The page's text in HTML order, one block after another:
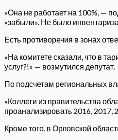
«Она не работает на 100%, —
«забыли». Не было
Есть противоречия в зонах
«На комитете сказали, что в
услуг?!» — возмутился депутат.
По подсчетам региональных
«Коллеги из правительства
проанализировать 2016, 2017,
Кроме того, в Орловской